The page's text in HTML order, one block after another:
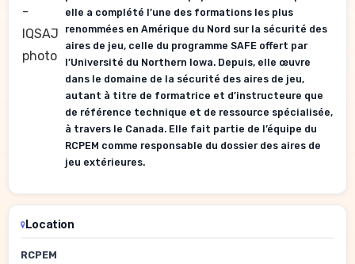
elle a complété l’une des formations les plus
renommées en Amérique du Nord sur la sécurité des
aires de jeu, celle du programme SAFE offert par
l’Université du Northern Iowa. Depuis, elle œuvre
dans le domaine de la sécurité des aires de jeu,
autant à titre de formatrice et d’instructeure que
de référence technique et de ressource spécialisée,
à travers le Canada. Elle fait partie de l’équipe du
RCPEM comme responsable du dossier des aires de
jeu extérieures.
Location
RCPEM